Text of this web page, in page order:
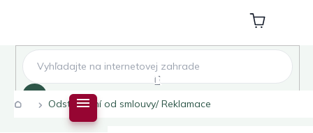
Nákupní
košík
DomůOdstoupení od smlouvy/ Reklamace